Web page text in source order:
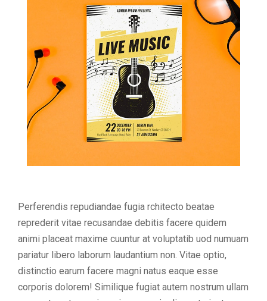
Perferendis repudiandae fugia rchitecto beatae
reprederit vitae recusandae debitis facere quidem
animi placeat maxime cuuntur at voluptatib uod numuam
pariatur libero laborum laudantium non. Vitae optio,
distinctio earum facere magni natus eaque esse
corporis dolorem! Similique fugiat autem nostrum ullam